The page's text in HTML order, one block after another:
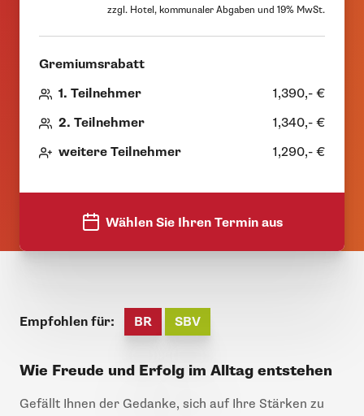
zzgl. Hotel, kommunaler Abgaben und 19% MwSt.
Gremiumsrabatt
1. Teilnehmer
1,390,- €
2. Teilnehmer
1,340,- €
weitere Teilnehmer
1,290,- €
Wählen Sie Ihren Termin aus
Empfohlen für: BR SBV
Wie Freude und Erfolg im Alltag entstehen
Gefällt Ihnen der Gedanke, sich auf Ihre Stärken zu